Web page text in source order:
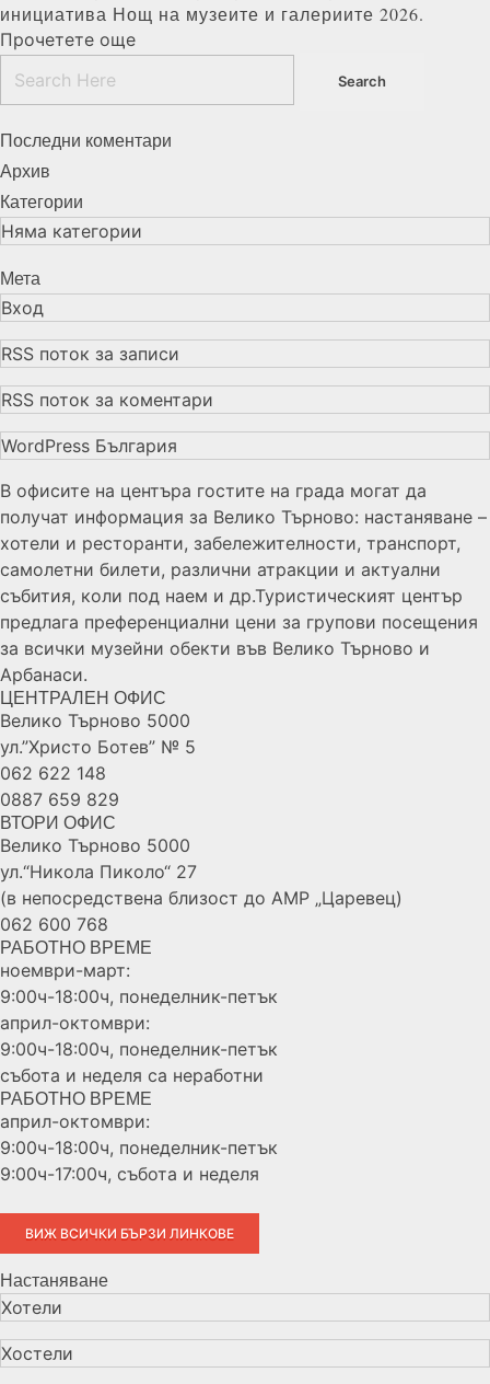
инициатива Нощ на музеите и галериите 2026.
Прочетете още
Последни коментари
Архив
Категории
Няма категории
Мета
Вход
RSS поток за записи
RSS поток за коментари
WordPress България
В офисите на центъра гостите на града могат да
получат информация за Велико Търново: настаняване –
хотели и ресторанти, забележителности, транспорт,
самолетни билети, различни атракции и актуални
събития, коли под наем и др.Туристическият център
предлага преференциални цени за групови посещения
за всички музейни обекти във Велико Търново и
Арбанаси.
ЦЕНТРАЛЕН ОФИС
Велико Търново 5000
ул.”Христо Ботев” № 5
062 622 148
0887 659 829
ВТОРИ ОФИС
Велико Търново 5000
ул.“Никола Пиколо“ 27
(в непосредствена близост до АМР „Царевец)
062 600 768
РАБОТНО ВРЕМЕ
ноември-март:
9:00ч-18:00ч, понеделник-петък
април-октомври:
9:00ч-18:00ч, понеделник-петък
събота и неделя са неработни
РАБОТНО ВРЕМЕ
април-октомври:
9:00ч-18:00ч, понеделник-петък
9:00ч-17:00ч, събота и неделя
ВИЖ ВСИЧКИ БЪРЗИ ЛИНКОВЕ
Настаняване
Хотели
Хостели